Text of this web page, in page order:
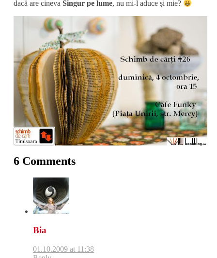
dacă are cineva Singur pe lume, nu mi-l aduce şi mie?
6 Comments
Bia
01.10.2009 at 11:38